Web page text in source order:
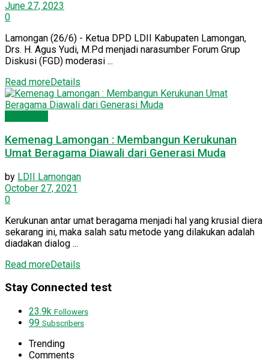
June 27, 2023
0
Lamongan (26/6) - Ketua DPD LDII Kabupaten Lamongan,
Drs. H. Agus Yudi, M.Pd menjadi narasumber Forum Grup
Diskusi (FGD) moderasi ...
Read moreDetails
Kemenag Lamongan : Membangun Kerukunan
Umat Beragama Diawali dari Generasi Muda
by LDII Lamongan
October 27, 2021
0
Kerukunan antar umat beragama menjadi hal yang krusial diera
sekarang ini, maka salah satu metode yang dilakukan adalah
diadakan dialog ...
Read moreDetails
Stay Connected test
23.9k Followers
99 Subscribers
Trending
Comments